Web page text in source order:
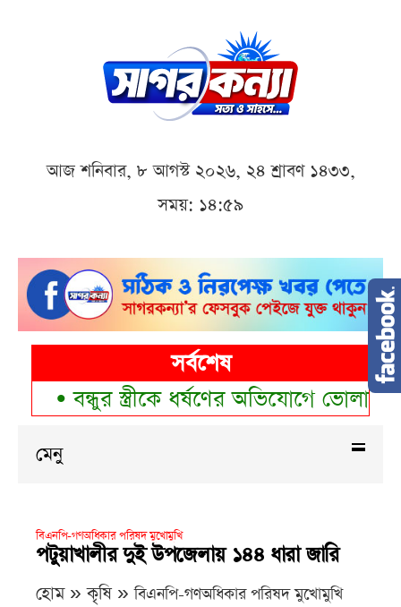
আজ শনিবার, ৮ আগস্ট ২০২৬, ২৪ শ্রাবণ ১৪৩৩,
সময়: ১৪:৫৯
সর্বশেষ
বন্ধুর স্ত্রীকে ধর্ষণের অভিযোগে ভোলায়
মেনু
বিএনপি-গণঅধিকার পরিষদ মুখোমুখি
পটুয়াখালীর দুই উপজেলায় ১৪৪ ধারা জারি
হোম » কৃষি »বিএনপি-গণঅধিকার পরিষদ মুখোমুখি